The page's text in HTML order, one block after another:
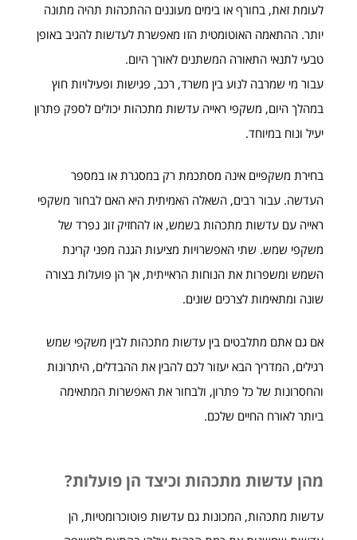
לעומת זאת, בחורף או בימים מעוננים ההתכהות תהיה מתונה
יותר. ההתאמה האוטומטית הזו מאפשרת לעדשות להגיב באופן
טבעי לתנאי התאורה המשתנים לאורך היום.
עבור מי שמרבה לנוע בין משרד, רכב, פגישות ופעילויות חוץ
במהלך היום, משקפי ראייה עדשות מתכהות יכולים לספק פתרון
יעיל ונוח במיוחד.
בחירת משקפיים אינה מסתכמת רק במסגרת או במספר
העדשה. עבור רבים, השאלה האמיתית היא האם לבחור משקפי
ראייה עם עדשות מתכהות בשמש, או להחזיק זוג נפרד של
משקפי שמש. שתי האפשרויות מציעות הגנה מפני קרינת
השמש ומשפרות את הנוחות הראייתית, אך הן פועלות בצורה
שונה ומתאימות לצרכים שונים.
אם גם אתם מתלבטים בין עדשות מתכהות לבין משקפי שמש
רגילים, המדריך הבא יעזור לכם להבין את ההבדלים, היתרונות
והחסרונות של כל פתרון, ולבחור את האפשרות המתאימה
ביותר לאורח החיים שלכם.
מהן עדשות מתכהות וכיצד הן פועלות?
עדשות מתכהות, המכונות גם עדשות פוטוכרומטיות, הן